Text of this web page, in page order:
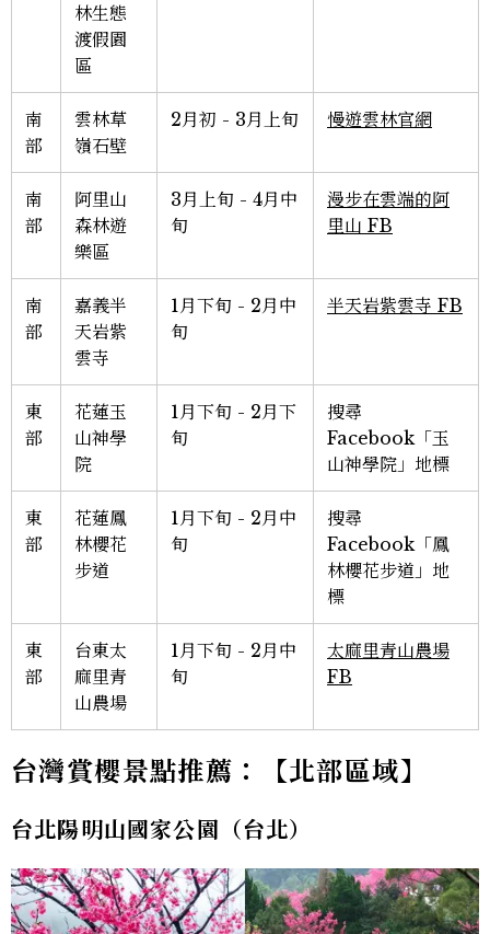
林生態
渡假園
區
南
部
雲林草
嶺石壁
2月初 - 3月上旬 慢遊雲林官網
南
部
阿里山
森林遊
樂區
3月上旬 - 4月中
旬
漫步在雲端的阿
里山 FB
南
部
嘉義半
天岩紫
雲寺
1月下旬 - 2月中
旬
半天岩紫雲寺 FB
東
部
花蓮玉
山神學
院
1月下旬 - 2月下
旬
搜尋
Facebook「玉
山神學院」地標
東
部
花蓮鳳
林櫻花
步道
1月下旬 - 2月中
旬
搜尋
Facebook「鳳
林櫻花步道」地
標
東
部
台東太
麻里青
山農場
1月下旬 - 2月中
旬
太麻里青山農場
FB
台灣賞櫻景點推薦：【北部區域】
台北陽明山國家公園（台北）